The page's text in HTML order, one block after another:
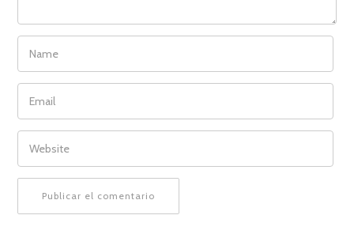
NAME
EMAIL
WEBSITE